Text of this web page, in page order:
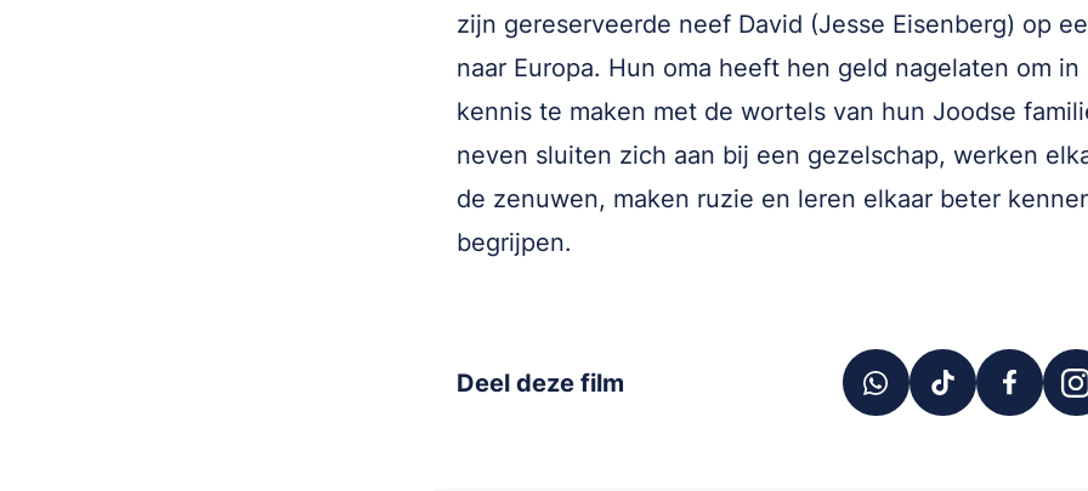
zijn gereserveerde neef David (Jesse Eisenberg) op
naar Europa. Hun oma heeft hen geld nagelaten om in
kennis te maken met de wortels van hun Joodse
neven sluiten zich aan bij een gezelschap, werken
de zenuwen, maken ruzie en leren elkaar beter
begrijpen.
Deel deze film